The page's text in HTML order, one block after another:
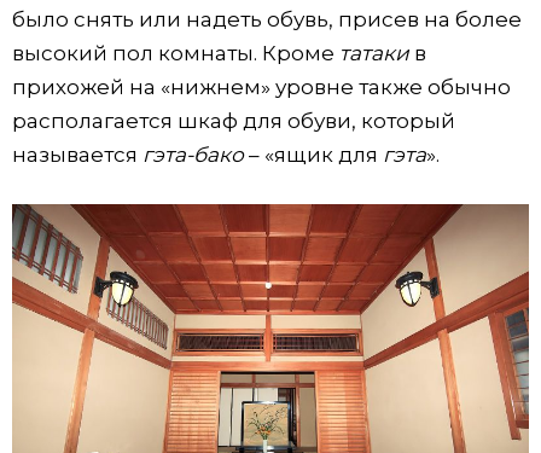
было снять или надеть обувь, присев на более
высокий пол комнаты. Кроме татаки в
прихожей на «нижнем» уровне также обычно
располагается шкаф для обуви, который
называется гэта-бако– «ящик для гэта».